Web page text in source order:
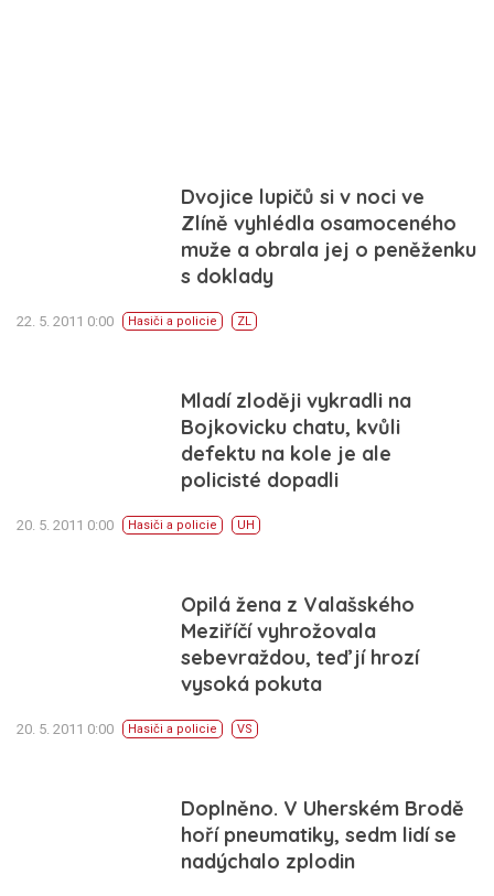
Dvojice lupičů si v noci ve
Zlíně vyhlédla osamoceného
muže a obrala jej o peněženku
s doklady
22. 5. 2011 0:00 Hasiči a policie ZL
Mladí zloději vykradli na
Bojkovicku chatu, kvůli
defektu na kole je ale
policisté dopadli
20. 5. 2011 0:00 Hasiči a policie UH
Opilá žena z Valašského
Meziříčí vyhrožovala
sebevraždou, teď jí hrozí
vysoká pokuta
20. 5. 2011 0:00 Hasiči a policie VS
Doplněno. V Uherském Brodě
hoří pneumatiky, sedm lidí se
nadýchalo zplodin